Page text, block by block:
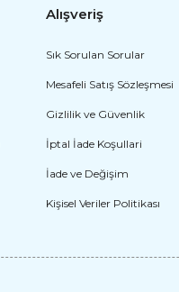
Luigi Kostümü Yetişkin
2.828,16 TL
Alışveriş
Sık Sorulan Sorular
Mesafeli Satış Sözleşmesi
Gizlilik ve Güvenlik
İptal İade Koşullari
İade ve Değişim
Kişisel Veriler Politikası